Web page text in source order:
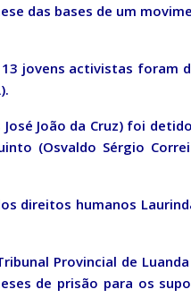
das bases de um
13 jovens activistas
João da Cruz) foi
(Osvaldo Sérgio
direitos humanos
Provincial de
de prisão para os